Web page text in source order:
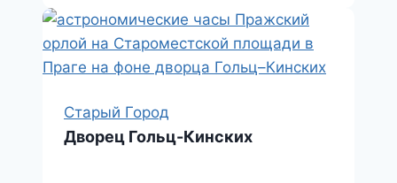
Старый Город
Дворец Гольц-Кинских